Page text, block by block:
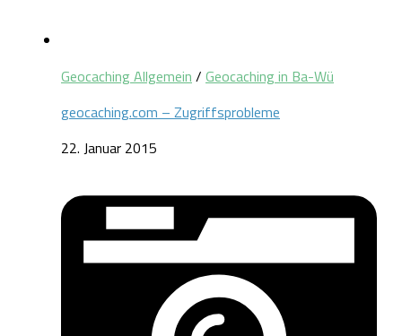
Geocaching Allgemein / Geocaching in Ba-Wü
geocaching.com – Zugriffsprobleme
22. Januar 2015